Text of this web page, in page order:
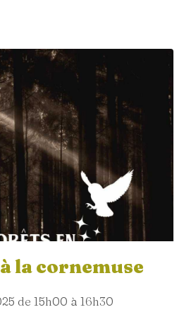
la cornemuse
de 15h00 à 16h30